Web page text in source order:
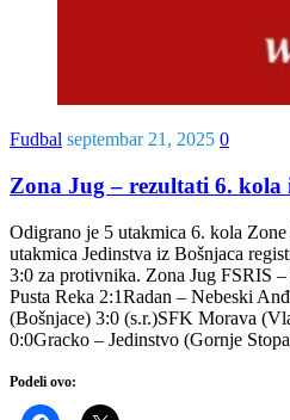
Fudbal septembar 21, 2025 0
Zona Jug – rezultati 6. kola
Odigrano je 5 utakmica 6. kola
utakmica Jedinstva iz Bošnjaca
3:0 za protivnika. Zona Jug FSRIS
Pusta Reka 2:1Radan – Nebeski
(Bošnjace) 3:0 (s.r.)SFK Morava
0:0Gracko – Jedinstvo (Gornje
Podeli ovo: